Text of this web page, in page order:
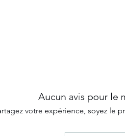
Aucun avis pour le
votre expérience, soyez le